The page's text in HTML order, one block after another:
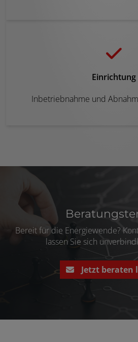
Einrichtung
Inbetriebnahme und
Bereit für die Energiewende?
lassen Sie sich
Jetzt beraten